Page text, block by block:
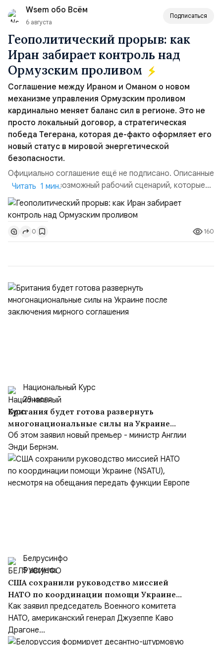
всеобщее обозрение, одновреме...
Wsem обо Всём
6 августа
Подписаться
Геополитический прорыв: как
Иран забирает контроль над
Ормузским проливом
Соглашение между Ираном и Оманом о новом
механизме управления Ормузским проливом
кардинально меняет баланс сил в регионе. Это не
просто локальный договор, а стратегическая
победа Тегерана, которая де-факто оформляет его
новый статус в мировой энергетической
безопасности.
Официально соглашение ещё не подписано. Описанные
пункты — это возможный рабочий сценарий, которые
скорее всего будут реализованы.Разбираем ключевые
тезисы и последствия этого соглашения:. 1. Новые
доли контроля (75 на 25). Было: Ранее Иран и Оман
контролировали пролив на паритетных началах —
50/50. Стало: Новое соглашение закрепляет за
Читать 1 мин.
0 160
Национальный Курс
29 июля
Британия будет готова развернуть
многонациональные силы на Украине
после заключения мирного соглашения
Об этом заявил новый премьер - министр Англии
Энди Бернэм.
Белрусинфо
5 августа
США сохранили руководство миссией
НАТО по координации помощи Украине
(NSATU), несмотря на обещания передать
функции Европе
Как заявил председатель Военного комитета
НАТО, американский генерал Джузеппе Каво
Драгоне...